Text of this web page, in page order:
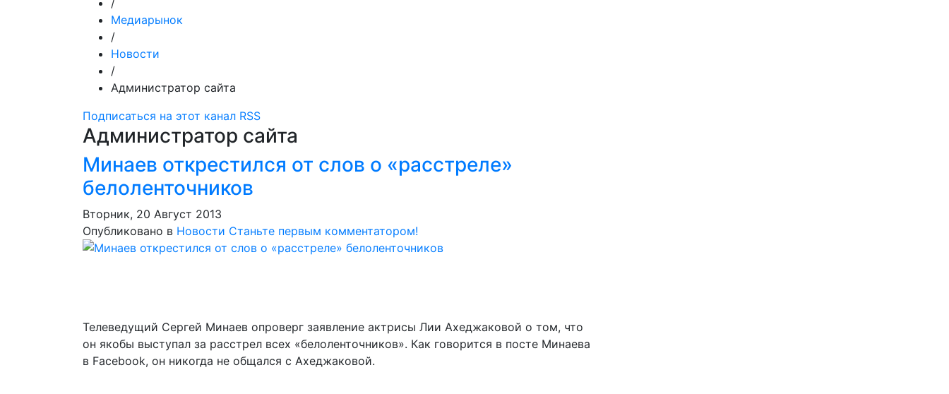
/
Медиарынок
/
Новости
/
Администратор сайта
Подписаться на этот канал RSS
Администратор сайта
Минаев открестился от слов о «расстреле»
белоленточников
Вторник, 20 Август 2013
Опубликовано в Новости Станьте первым комментатором!
Телеведущий Сергей Минаев опроверг заявление актрисы Лии Ахеджаковой о том, что
он якобы выступал за расстрел всех «белоленточников». Как говорится в посте Минаева
в Facebook, он никогда не общался с Ахеджаковой.